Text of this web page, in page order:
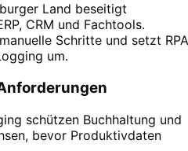
Land beseitigt
CRM und Fachtools.
Schritte und setzt RPA
um.
schützen Buchhaltung und
bevor Produktivdaten